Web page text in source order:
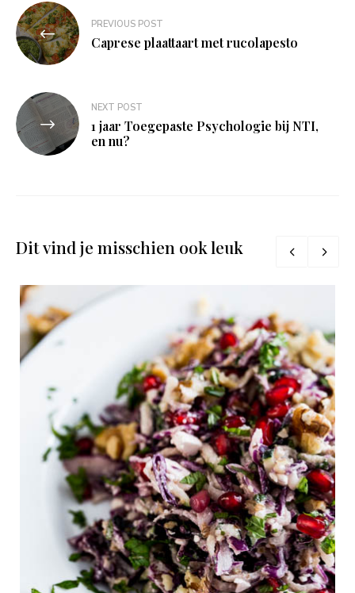
Bericht
navigatie
PREVIOUS POST
Caprese plaattaart met rucolapesto
NEXT POST
1 jaar Toegepaste Psychologie bij NTI,
en nu?
Dit vind je misschien ook leuk